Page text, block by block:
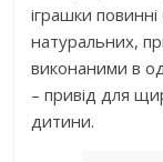
іграшки
натуральних,
виконаними в
– привід для
дитини.